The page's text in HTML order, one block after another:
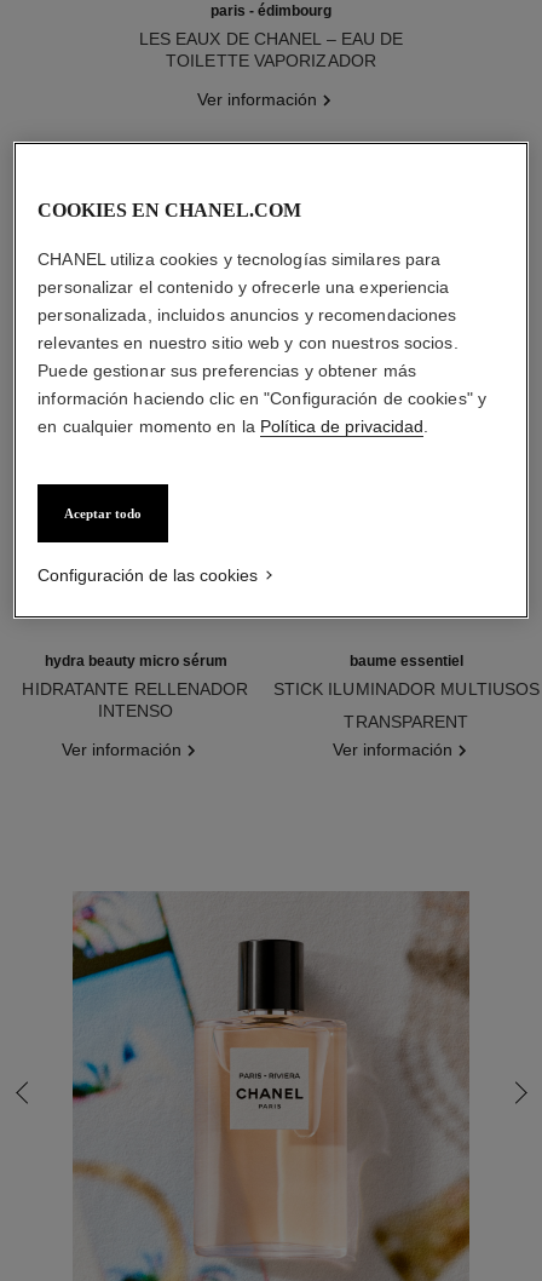
paris - édimbourg
LES EAUX DE CHANEL – EAU DE
TOILETTE VAPORIZADOR
Ver información
LOS ESENCIALES DE BELLEZA
hydra beauty micro sérum
HIDRATANTE RELLENADOR
INTENSO
Ver información
baume essentiel
STICK ILUMINADOR MULTIUSOS
TRANSPARENT
Ver información
Ir a la última diapositiva
COOKIES EN CHANEL.COM
CHANEL utiliza cookies y tecnologías similares para
personalizar el contenido y ofrecerle una experiencia
personalizada, incluidos anuncios y recomendaciones
relevantes en nuestro sitio web y con nuestros socios.
Puede gestionar sus preferencias y obtener más
información haciendo clic en "Configuración de cookies" y
en cualquier momento en la Política de privacidad
Aceptar todo
Configuración de las cookies